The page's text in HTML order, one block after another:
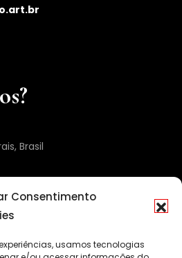
Consentimento
usamos tecnologias
Brasil